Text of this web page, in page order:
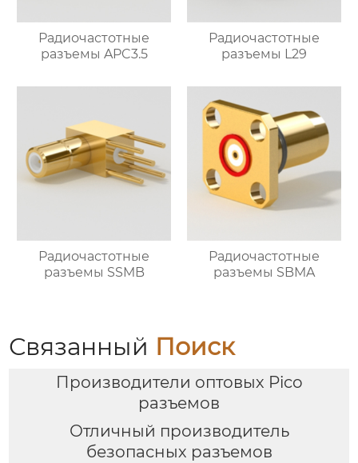
Радиочастотные
разъемы APC3.5
Радиочастотные
разъемы L29
Радиочастотные
разъемы SSMB
Радиочастотные
разъемы SBMA
Связанный Поиск
Производители оптовых Pico
разъемов
Отличный производитель
безопасных разъемов